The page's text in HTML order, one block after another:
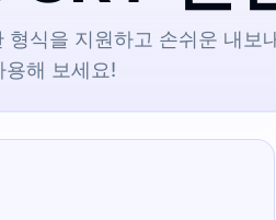
형식을 지원하고 손쉬운 내보
해 보세요!